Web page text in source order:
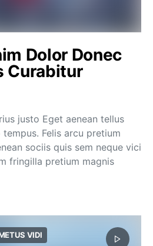
Dolor Donec
Curabitur
justo Eget aenean tellus
Felis arcu pretium
sociis quis sem neque vici
fringilla pretium magnis
VIDI